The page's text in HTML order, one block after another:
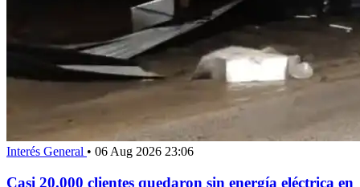
Interés General • 06 Aug 2026 23:06
Casi 20.000 clientes quedaron sin energía eléctrica en